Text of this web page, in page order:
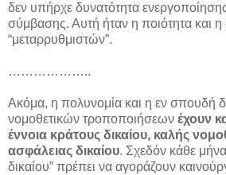
δεν υπήρχε δυνατότητα
σύμβασης. Αυτή ήταν η ποιότητα και
“μεταρρυθμιστών”.
………………..
Ακόμα, η πολυνομία και η εν σπουδή
νομοθετικών τροποποιήσεων έχουν
έννοια κράτους δικαίου, καλής
ασφάλειας δικαίου. Σχεδόν κάθε
δικαίου” πρέπει να αγοράζουν